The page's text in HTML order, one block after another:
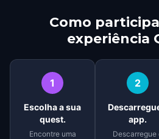
Como
experiência
1
Escolha a sua
quest.
Encontre uma
2
app.
Descarregue